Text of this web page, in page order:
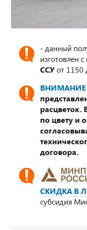
- данный
изготовлен с
ССУот 1150
ВНИМАНИЕ
расцветок.
по цвету и
договора.
СКИДКА В
субсидия